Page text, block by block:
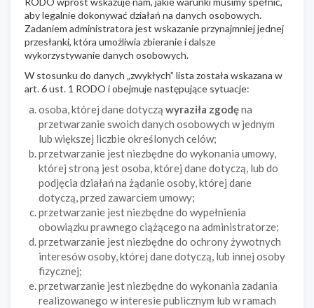
aby legalnie dokonywać działań na danych osobowych.
Zadaniem administratora jest wskazanie przynajmniej jednej
przesłanki, która umożliwia zbieranie i dalsze
wykorzystywanie danych osobowych.
W stosunku do danych „zwykłych” lista została wskazana w
art. 6 ust. 1 RODO i obejmuje następujące sytuacje:
osoba, której dane dotyczą wyraziła zgodęna
przetwarzanie swoich danych osobowych w jednym
lub większej liczbie określonych celów;
przetwarzanie jest niezbędne do wykonania umowy,
której stroną jest osoba, której dane dotyczą, lub do
podjęcia działań na żądanie osoby, której dane
dotyczą, przed zawarciem umowy;
przetwarzanie jest niezbędne do wypełnienia
obowiązku prawnego ciążącego na administratorze;
przetwarzanie jest niezbędne do ochrony żywotnych
interesów osoby, której dane dotyczą, lub innej osoby
fizycznej;
przetwarzanie jest niezbędne do wykonania zadania
realizowanego w interesie publicznym lub w ramach